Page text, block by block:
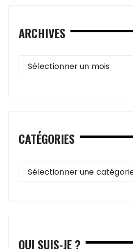
ARCHIVES
Archives
Sélectionner un mois
CATÉGORIES
Catégories
Sélectionner une
QUI SUIS-JE ?